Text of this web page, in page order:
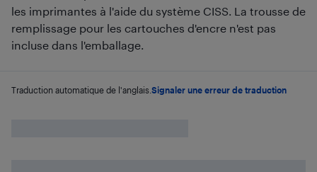
les imprimantes à l'aide du système CISS. La trousse de
remplissage pour les cartouches d'encre n'est pas
incluse dans l'emballage.
Traduction automatique de l'anglais. Signaler une erreur de traduction